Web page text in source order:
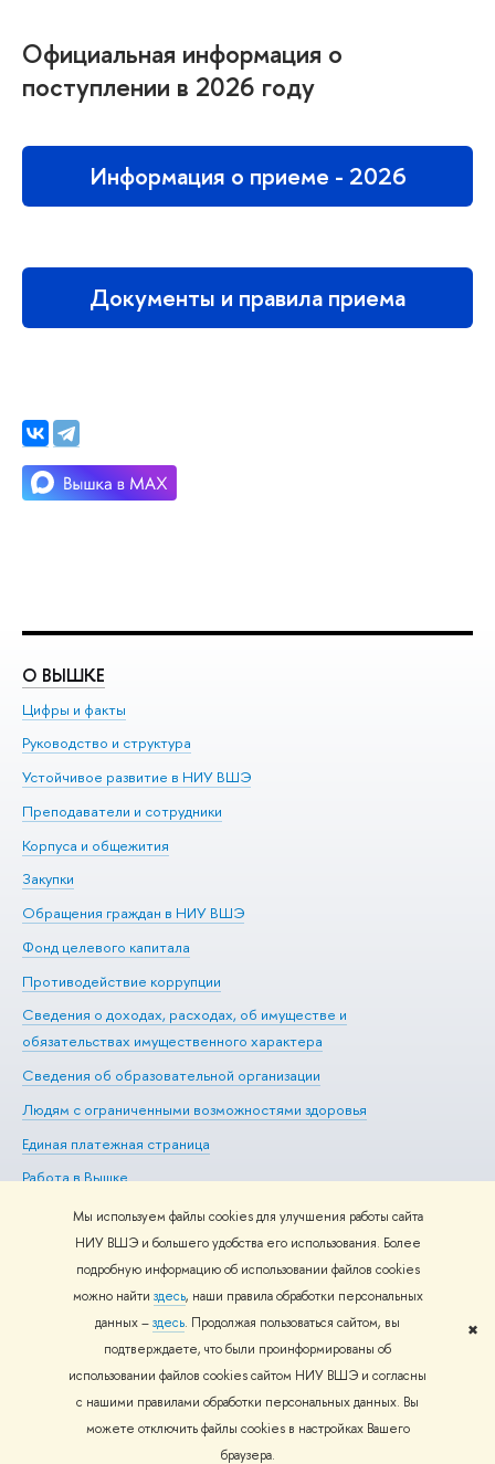
Мы используем файлы cookies для улучшения работы сайта
НИУ ВШЭ и большего удобства его использования. Более
подробную информацию об использовании файлов cookies
можно найти здесь, наши правила обработки персональных
данных –здесь. Продолжая пользоваться сайтом, вы
подтверждаете, что были проинформированы об
использовании файлов cookies сайтом НИУ ВШЭ и согласны
с нашими правилами обработки персональных данных. Вы
можете отключить файлы cookies в настройках Вашего
браузера.
✖
Официальная информация о
поступлении в 2026 году
Информация о приеме - 2026
Документы и правила приема
О ВЫШКЕ
Цифры и факты
Руководство и структура
Устойчивое развитие в НИУ ВШЭ
Преподаватели и сотрудники
Корпуса и общежития
Закупки
Обращения граждан в НИУ ВШЭ
Фонд целевого капитала
Противодействие коррупции
Сведения о доходах, расходах, об имуществе и
обязательствах имущественного характера
Сведения об образовательной организации
Людям с ограниченными возможностями здоровья
Единая платежная страница
Работа в Вышке
Редактору
© НИУ ВШЭ 1993–2026 Адреса и контакты Условия
использования материалов Политика конфиденциальности
Карта
Шрифты HSE Sans и HSE Slab разработаны вШколе дизайна НИУ